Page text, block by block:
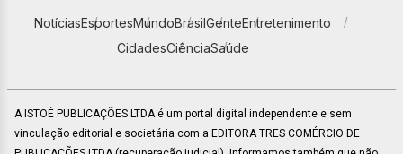
NotíciasEsportesMundoBrasilGenteEntretenimento
CidadesCiênciaSaúde
A ISTOÉ PUBLICAÇÕES LTDA é um portal digital independente e sem
vinculação editorial e societária com a EDITORA TRES COMÉRCIO DE